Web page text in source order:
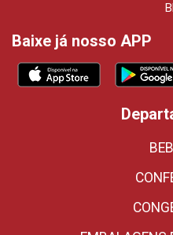
Baixe já nosso APP